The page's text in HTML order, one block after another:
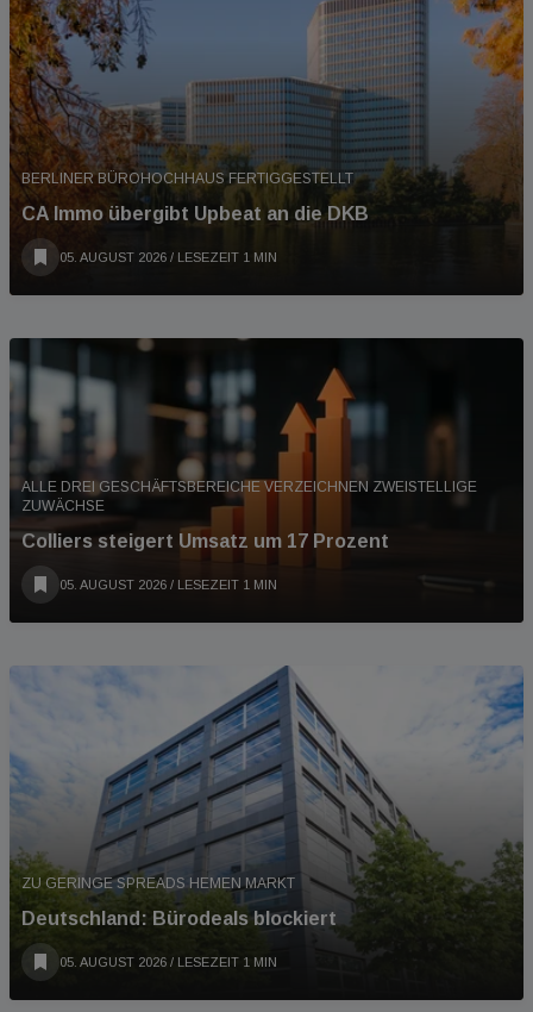
BERLINER BÜROHOCHHAUS FERTIGGESTELLT
CA Immo übergibt Upbeat an die DKB
05. AUGUST 2026 / LESEZEIT 1 MIN
ALLE DREI GESCHÄFTSBEREICHE VERZEICHNEN ZWEISTELLIGE
ZUWÄCHSE
Colliers steigert Umsatz um 17 Prozent
05. AUGUST 2026 / LESEZEIT 1 MIN
ZU GERINGE SPREADS HEMEN MARKT
Deutschland: Bürodeals blockiert
05. AUGUST 2026 / LESEZEIT 1 MIN